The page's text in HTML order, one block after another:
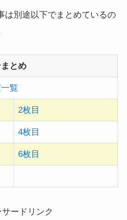
は別途以下でまとめているの
とめ
覧
2枚目
4枚目
6枚目
ードリンク